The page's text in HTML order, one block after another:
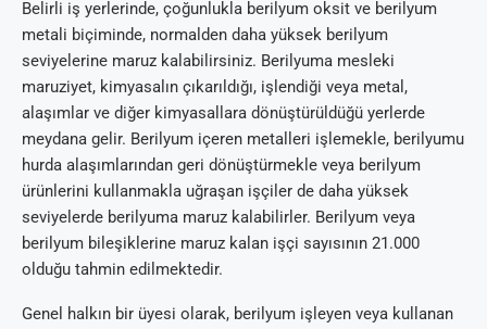
Belirli iş yerlerinde, çoğunlukla berilyum oksit ve berilyum
metali biçiminde, normalden daha yüksek berilyum
seviyelerine maruz kalabilirsiniz. Berilyuma mesleki
maruziyet, kimyasalın çıkarıldığı, işlendiği veya metal,
alaşımlar ve diğer kimyasallara dönüştürüldüğü yerlerde
meydana gelir. Berilyum içeren metalleri işlemekle, berilyumu
hurda alaşımlarından geri dönüştürmekle veya berilyum
ürünlerini kullanmakla uğraşan işçiler de daha yüksek
seviyelerde berilyuma maruz kalabilirler. Berilyum veya
berilyum bileşiklerine maruz kalan işçi sayısının 21.000
olduğu tahmin edilmektedir.
Genel halkın bir üyesi olarak, berilyum işleyen veya kullanan